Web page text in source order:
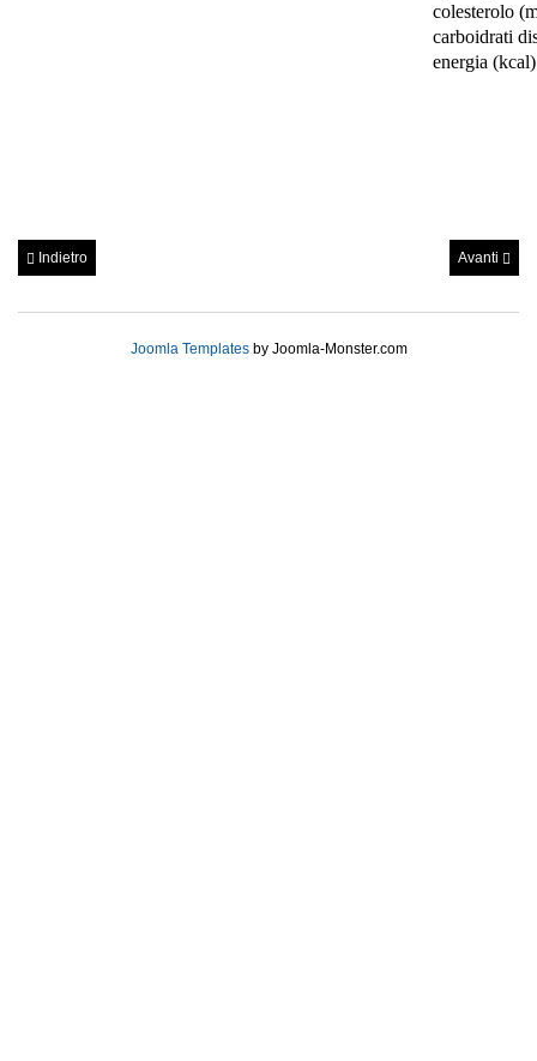
colesterolo
carboidrati
energia
Indietro Avanti
Joomla Templatesby Joomla-Monster.com